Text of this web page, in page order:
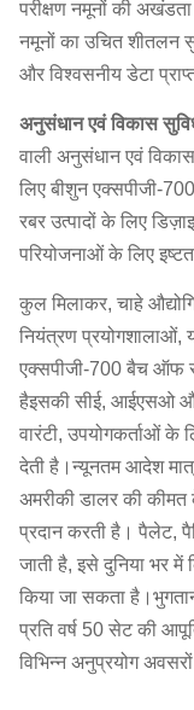
परीक्षण नमूनों की
नमूनों का उचित शीतलन
और विश्वसनीय डेटा
अनुसंधान एवं विकास
वाली अनुसंधान एवं
लिए बीशुन एक्सपीजी-
रबर उत्पादों के लिए
परियोजनाओं के लिए
कुल मिलाकर, चाहे
नियंत्रण प्रयोगशालाओं,
एक्सपीजी-700 बैच ऑफ
हैइसकी सीई, आईएसओ
वारंटी, उपयोगकर्ताओं के
देती है।न्यूनतम आदेश
अमरीकी डालर की
प्रदान करती है। पैलेट,
जाती है, इसे दुनिया भर में
किया जा सकता
प्रति वर्ष 50 सेट की
विभिन्न अनुप्रयोग